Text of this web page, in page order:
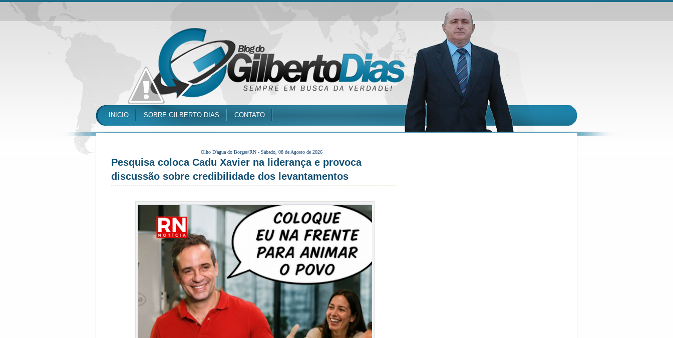
INICIO SOBRE GILBERTO DIAS CONTATO
Olho D'água do Borges/RN - Sábado, 08 de Agosto de 2026
Pesquisa coloca Cadu Xavier na liderança e provoca
discussão sobre credibilidade dos levantamentos